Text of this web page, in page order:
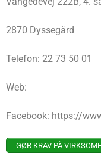
2870 Dyssegård
Telefon: 22 73 50 01
Web:
Facebook: https://
GØR KRAV PÅ